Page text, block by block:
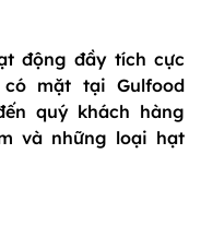
động đầy tích cực
mặt tại Gulfood
quý khách hàng
và những loại hạt